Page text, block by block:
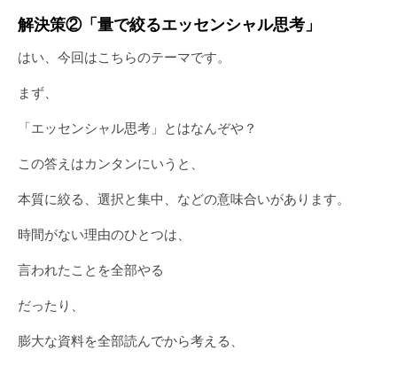
解決策②「量で絞るエッセンシャル思考」
はい、今回はこちらのテーマです。
まず、
「エッセンシャル思考」とはなんぞや？
この答えはカンタンにいうと、
本質に絞る、選択と集中、などの意味合いがあります。
時間がない理由のひとつは、
言われたことを全部やる
だったり、
膨大な資料を全部読んでから考える、